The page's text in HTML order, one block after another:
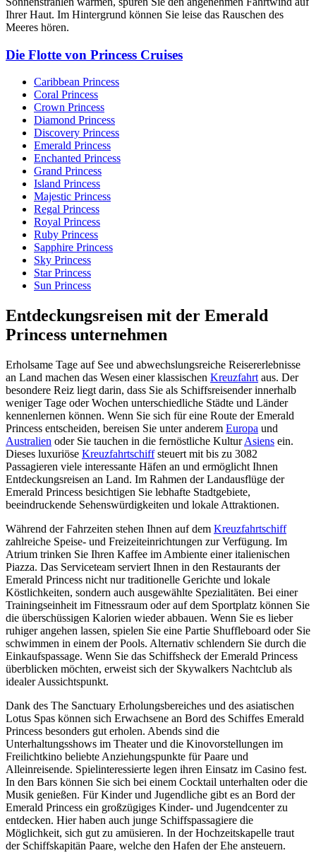
Ihrer Haut. Im Hintergrund können Sie leise das Rauschen des
Meeres hören.
Die Flotte von Princess Cruises
Caribbean Princess
Coral Princess
Crown Princess
Diamond Princess
Discovery Princess
Emerald Princess
Enchanted Princess
Grand Princess
Island Princess
Majestic Princess
Regal Princess
Royal Princess
Ruby Princess
Sapphire Princess
Sky Princess
Star Princess
Sun Princess
Entdeckungsreisen mit der Emerald
Princess unternehmen
Erholsame Tage auf See und abwechslungsreiche Reisererlebnisse
an Land machen das Wesen einer klassischen Kreuzfahrt aus. Der
besondere Reiz liegt darin, dass Sie als Schiffsreisender innerhalb
weniger Tage oder Wochen unterschiedliche Städte und Länder
kennenlernen können. Wenn Sie sich für eine Route der Emerald
Princess entscheiden, bereisen Sie unter anderem Europa und
Australien oder Sie tauchen in die fernöstliche KulturAsiens ein.
Dieses luxuriöse Kreuzfahrtschiffsteuert mit bis zu 3082
Passagieren viele interessante Häfen an und ermöglicht Ihnen
Entdeckungsreisen an Land. Im Rahmen der Landausflüge der
Emerald Princess besichtigen Sie lebhafte Stadtgebiete,
beeindruckende Sehenswürdigkeiten und lokale Attraktionen.
Während der Fahrzeiten stehen Ihnen auf dem Kreuzfahrtschiff
zahlreiche Speise- und Freizeiteinrichtungen zur Verfügung. Im
Atrium trinken Sie Ihren Kaffee im Ambiente einer italienischen
Piazza. Das Serviceteam serviert Ihnen in den Restaurants der
Emerald Princess nicht nur traditionelle Gerichte und lokale
Köstlichkeiten, sondern auch ausgewählte Spezialitäten. Bei einer
Trainingseinheit im Fitnessraum oder auf dem Sportplatz können Sie
die überschüssigen Kalorien wieder abbauen. Wenn Sie es lieber
ruhiger angehen lassen, spielen Sie eine Partie Shuffleboard oder Sie
schwimmen in einem der Pools. Alternativ schlendern Sie durch die
Einkaufspassage. Wenn Sie das Schiffsheck der Emerald Princess
überblicken möchten, erweist sich der Skywalkers Nachtclub als
idealer Aussichtspunkt.
Dank des The Sanctuary Erholungsbereiches und des asiatischen
Lotus Spas können sich Erwachsene an Bord des Schiffes Emerald
Princess besonders gut erholen. Abends sind die
Unterhaltungsshows im Theater und die Kinovorstellungen im
Freilichtkino beliebte Anziehungspunkte für Paare und
Alleinreisende. Spielinteressierte legen ihren Einsatz im Casino fest.
In den Bars können Sie sich bei einem Cocktail unterhalten oder die
Musik genießen. Für Kinder und Jugendliche gibt es an Bord der
Emerald Princess ein großzügiges Kinder- und Jugendcenter zu
entdecken. Hier haben auch junge Schiffspassagiere die
Möglichkeit, sich gut zu amüsieren. In der Hochzeitskapelle traut
der Schiffskapitän Paare, welche den Hafen der Ehe ansteuern.